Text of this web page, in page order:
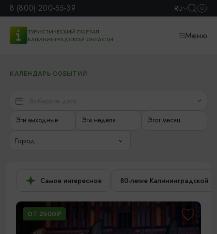
8 (800) 200-55-39 RU
ТУРИСТИЧЕСКИЙ ПОРТАЛ
КАЛИНИНГРАДСКОЙ ОБЛАСТИ
Меню
КАЛЕНДАРЬ СОБЫТИЙ
Эти выходные Эта неделя Этот месяц
Город
Самое интересное 80-летие Калининградской
ОТ 2500₽